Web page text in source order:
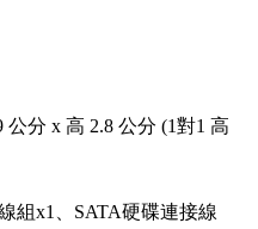
分 x 高 2.8 公分 (1對1 高
組x1、SATA硬碟連接線